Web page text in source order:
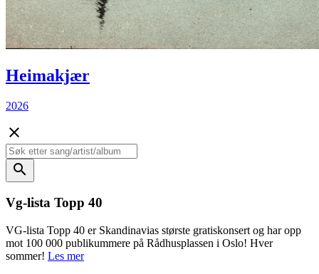
Heimakjær
2026
close
search
Vg-lista Topp 40
VG-lista Topp 40 er Skandinavias største gratiskonsert og har opp
mot 100 000 publikummere på Rådhusplassen i Oslo! Hver
sommer! Les mer